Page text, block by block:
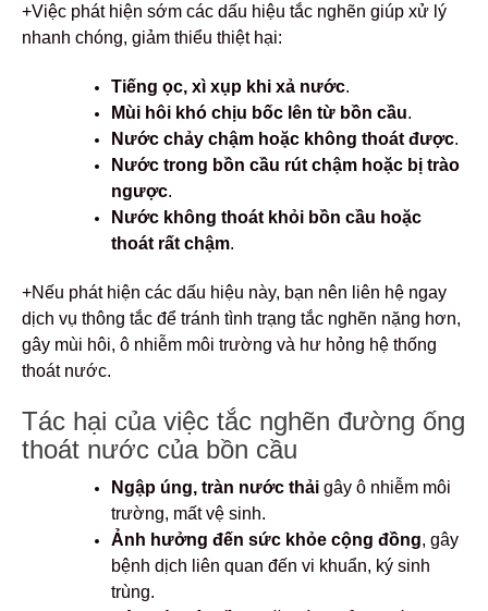
+Việc phát hiện sớm các dấu hiệu tắc nghẽn giúp xử lý
nhanh chóng, giảm thiểu thiệt hại:
Tiếng ọc, xì xụp khi xả nước.
Mùi hôi khó chịu bốc lên từ bồn cầu.
Nước chảy chậm hoặc không thoát được.
Nước trong bồn cầu rút chậm hoặc bị trào
ngược.
Nước không thoát khỏi bồn cầu hoặc
thoát rất chậm.
+Nếu phát hiện các dấu hiệu này, bạn nên liên hệ ngay
dịch vụ thông tắc để tránh tình trạng tắc nghẽn nặng hơn,
gây mùi hôi, ô nhiễm môi trường và hư hỏng hệ thống
thoát nước.
Tác hại của việc tắc nghẽn đường ống
thoát nước của bồn cầu
Ngập úng, tràn nước thải gây ô nhiễm môi
trường, mất vệ sinh.
Ảnh hưởng đến sức khỏe cộng đồng, gây
bệnh dịch liên quan đến vi khuẩn, ký sinh
trùng.